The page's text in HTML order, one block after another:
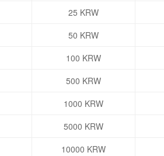
25 KRW
50 KRW
100 KRW
500 KRW
1000 KRW
5000 KRW
10000 KRW